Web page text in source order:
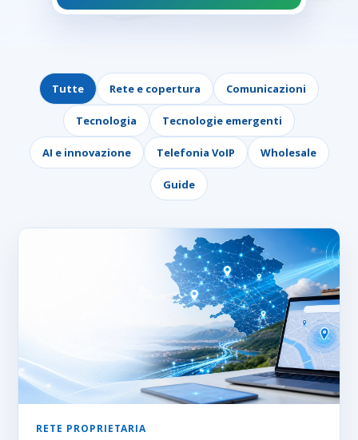
Tutte Rete e copertura Comunicazioni
Tecnologia Tecnologie emergenti
AI e innovazione Telefonia VoIP Wholesale
Guide
RETE PROPRIETARIA